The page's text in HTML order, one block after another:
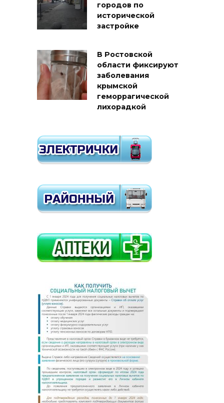
городов по
исторической
застройке
В Ростовской
области фиксируют
заболевания
крымской
геморрагической
лихорадкой